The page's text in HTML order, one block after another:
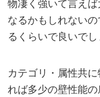
物凄く強いて言え
なるかもしれない
るくらいで良いでし
カテゴリ・属性共
れば多少の壁性能の